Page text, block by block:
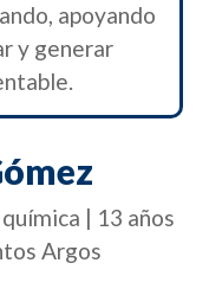
apoyando
y generar
| 13 años
Argos